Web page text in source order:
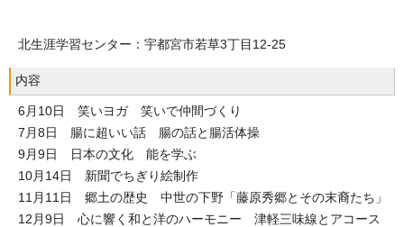
北生涯学習センター：宇都宮市若草3丁目12-25
内容
6月10日 笑いヨガ 笑いで仲間づくり
7月8日 腸に超いい話 腸の話と腸活体操
9月9日 日本の文化 能を学ぶ
10月14日 新聞でちぎり絵制作
11月11日 郷土の歴史 中世の下野「藤原秀郷とその末裔たち」
12月9日 心に響く和と洋のハーモニー 津軽三味線とアコース